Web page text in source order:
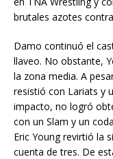
brutales azotes
Damo continuó el
llaveo. No obstante,
la zona media. A
resistió con Lariats y
impacto, no logró
con un Slam y un
Eric Young revirtió la
cuenta de tres. De